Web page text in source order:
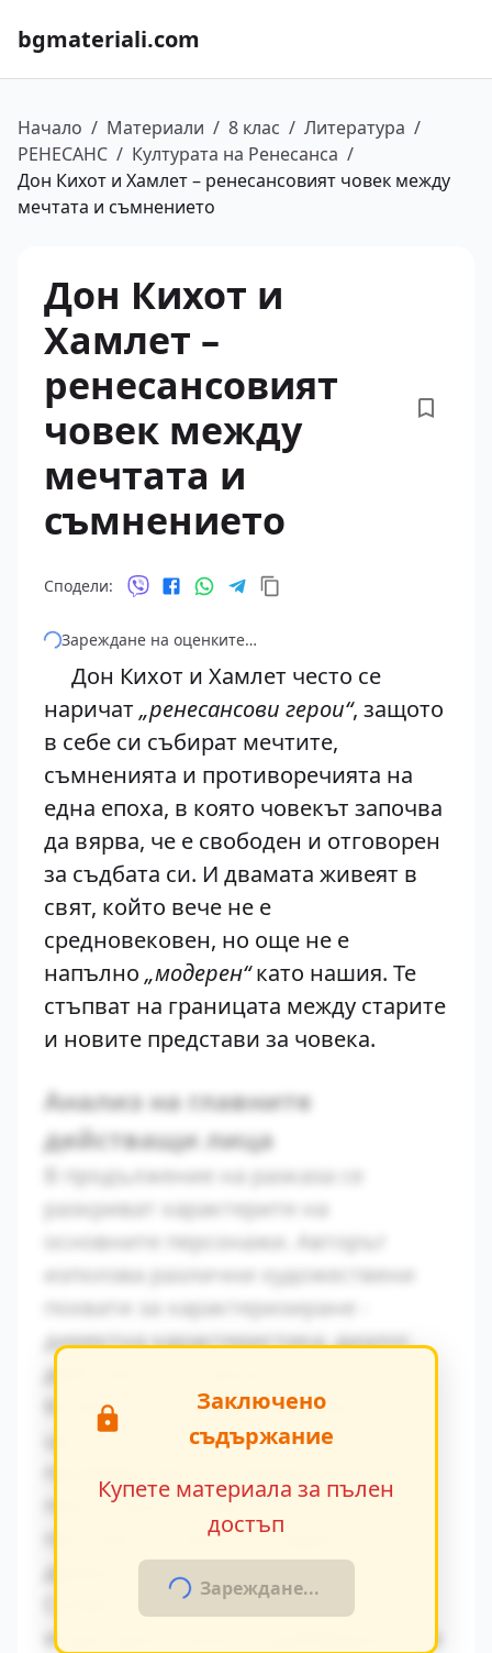
bgmateriali.com
Начало / Материали / 8 клас / Литература /
РЕНЕСАНС / Културата на Ренесанса /
Дон Кихот и Хамлет – ренесансовият човек между
мечтата и съмнението
Дон Кихот и
Хамлет –
ренесансовият
човек между
мечтата и
съмнението
Сподели:
Зареждане на оценките…
Дон Кихот и Хамлет често се
наричат „ренесансови герои“, защото
в себе си събират мечтите,
съмненията и противоречията на
една епоха, в която човекът започва
да вярва, че е свободен и отговорен
за съдбата си. И двамата живеят в
свят, който вече не е
средновековен, но още не е
напълно „модерен“като нашия. Те
стъпват на границата между старите
и новите представи за човека.
Анализ на главните
действащи лица
В продължение на разказа се
разкриват характерите на
основните персонажи. Авторът
използва различни художествени
похвати за характеризиране -
директна характеристика, диалог,
действия и вътрешен монолог.
Конфликтът между традиционните
ценности и модерните идеи се
персонажите. Това
противопоставяне създава
драматично напрежение.
Символиката в произведението
играе важна роля за разбирането на
Заключено
съдържание
Купете материала за пълен
достъп
Зареждане...